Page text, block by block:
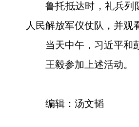
鲁托抵达时，礼兵列
人民解放军仪仗队，并观
当天中午，习近平和
王毅参加上述活动。
编辑：汤文韬